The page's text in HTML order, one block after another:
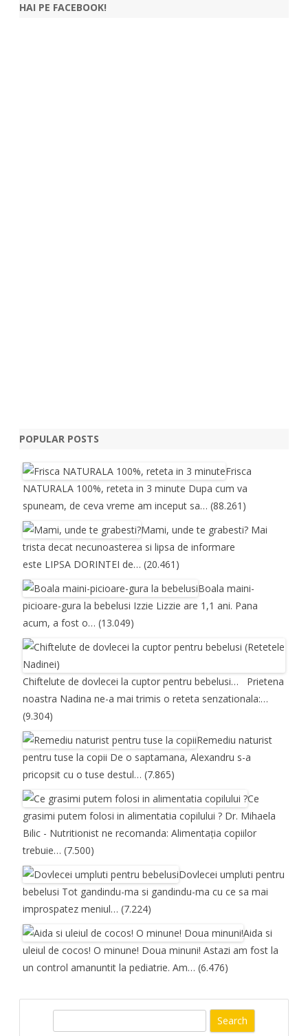
HAI PE FACEBOOK!
POPULAR POSTS
Frisca
NATURALA 100%, reteta in 3 minute Dupa cum va
spuneam, de ceva vreme am inceput sa… (88.261)
Mami, unde te grabesti? Mai
trista decat necunoasterea si lipsa de informare
este LIPSA DORINTEI de… (20.461)
Boala maini-
picioare-gura la bebelusi Izzie Lizzie are 1,1 ani. Pana
acum, a fost o… (13.049)
Chiftelute de dovlecei la cuptor pentru bebelusi… Prietena
noastra Nadina ne-a mai trimis o reteta senzationala:…
(9.304)
Remediu naturist
pentru tuse la copii De o saptamana, Alexandru s-a
pricopsit cu o tuse destul… (7.865)
Ce
grasimi putem folosi in alimentatia copilului ? Dr. Mihaela
Bilic - Nutritionist ne recomanda: Alimentația copiilor
trebuie… (7.500)
Dovlecei umpluti pentru
bebelusi Tot gandindu-ma si gandindu-ma cu ce sa mai
improspatez meniul… (7.224)
Aida si
uleiul de cocos! O minune! Doua minuni! Astazi am fost la
un control amanuntit la pediatrie. Am… (6.476)